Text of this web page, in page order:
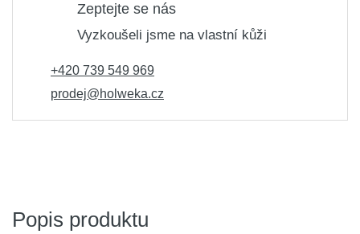
Zeptejte se nás
Vyzkoušeli jsme na vlastní kůži
+420 739 549 969
prodej@holweka.cz
Popis produktu